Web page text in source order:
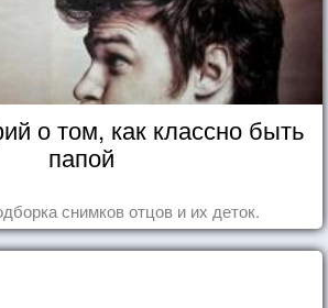
о том, как классно быть
папой
снимков отцов и их деток.